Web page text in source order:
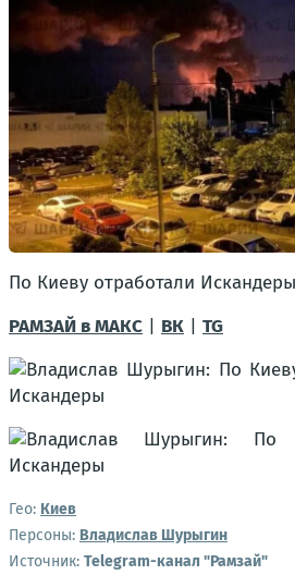
По Киеву отработали
РАМЗАЙ в МАКС
ВК TG
Гео: Киев
Персоны: Владислав Шурыгин
Источник: Telegram-канал "Рамзай"